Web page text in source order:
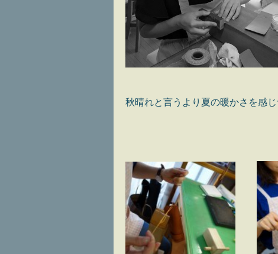
秋晴れと言うより夏の暖かさを感